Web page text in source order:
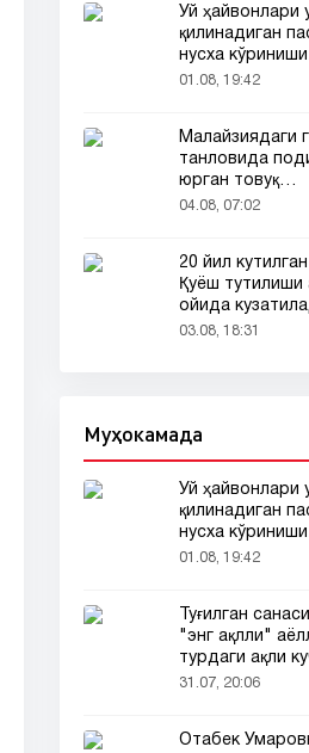
Уй ҳайвонлари
қилинадиган
нусха кўриниши
тармоқларда
01.08, 19:42
Малайзиядаги
танловида
юрган товуқ
томошабинлар
04.08, 07:02
20 йил
Қуёш тутилиши
ойида
03.08, 18:31
Муҳокамада
Уй ҳайвонлари
қилинадиган
нусха кўриниши
тармоқларда
01.08, 19:42
Туғилган
"энг ақлли"
турдаги ақли
31.07, 20:06
Отабек